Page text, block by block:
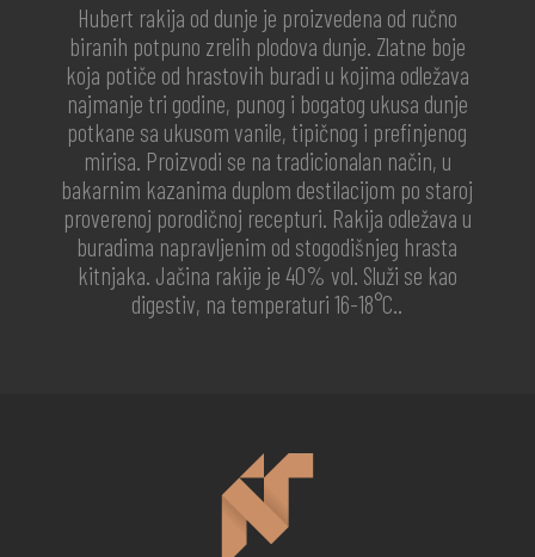
Hubert rakija od dunje je proizvedena od ručno
biranih potpuno zrelih plodova dunje. Zlatne boje
koja potiče od hrastovih buradi u kojima odležava
najmanje tri godine, punog i bogatog ukusa dunje
potkane sa ukusom vanile, tipičnog i prefinjenog
mirisa. Proizvodi se na tradicionalan način, u
bakarnim kazanima duplom destilacijom po staroj
proverenoj porodičnoj recepturi. Rakija odležava u
buradima napravljenim od stogodišnjeg hrasta
kitnjaka. Jačina rakije je 40% vol. Služi se kao
digestiv, na temperaturi 16-18°C..